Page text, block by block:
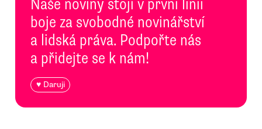
boje za svobodné novinářství
a lidská práva. Podpořte nás
a přidejte se k nám!
♥ Daruji